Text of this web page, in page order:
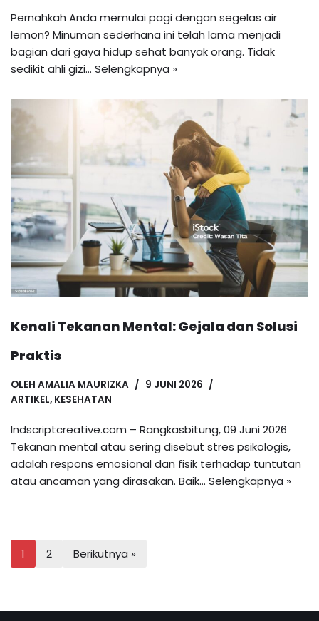
Pernahkah Anda memulai pagi dengan segelas air
lemon? Minuman sederhana ini telah lama menjadi
bagian dari gaya hidup sehat banyak orang. Tidak
sedikit ahli gizi… Selengkapnya »
Kenali Tekanan Mental: Gejala dan Solusi
Praktis
OLEH AMALIA MAURIZKA
9 JUNI 2026
ARTIKEL, KESEHATAN
Indscriptcreative.com – Rangkasbitung, 09 Juni 2026
Tekanan mental atau sering disebut stres psikologis,
adalah respons emosional dan fisik terhadap tuntutan
atau ancaman yang dirasakan. Baik… Selengkapnya »
1 2 Berikutnya »